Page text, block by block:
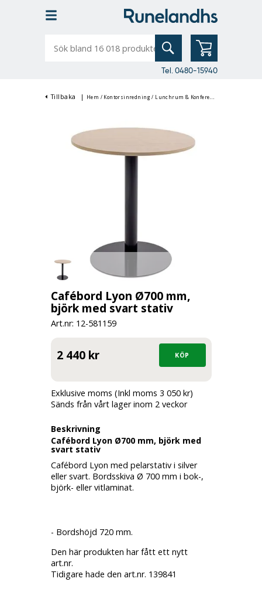
bland
Tel. 0480-15940
Tillbaka | Hem / Kontorsinredning / Lunchrum & Konferensinredning
Cafébord Lyon Ø700 mm,
björk med svart stativ
Art.nr: 12-581159
2 440 kr
Exklusive moms (Inkl moms 3 050 kr)
Sänds från vårt lager inom 2 veckor
Beskrivning
Cafébord Lyon Ø700 mm, björk med
svart stativ
Cafébord Lyon med pelarstativ i silver
eller svart. Bordsskiva Ø 700 mm i bok-,
björk- eller vitlaminat.
- Bordshöjd 720 mm.
Den här produkten har fått ett nytt
art.nr.
Tidigare hade den art.nr. 139841